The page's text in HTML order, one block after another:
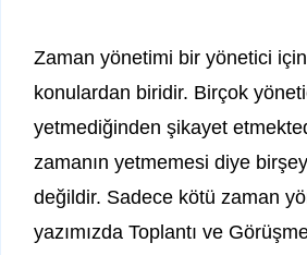
Zaman yönetimi bir yönetici
konulardan biridir. Birçok
yetmediğinden şikayet
zamanın yetmemesi diye
değildir. Sadece kötü zaman
yazımızda Toplantı ve